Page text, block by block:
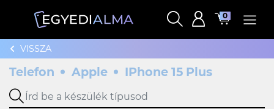
0
VISSZA
Telefon Apple IPhone 15 Plus